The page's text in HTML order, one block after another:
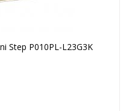
Step P010PL-L23G3K